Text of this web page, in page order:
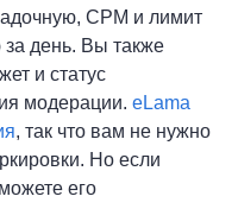
CPM и лимит
за день. Вы также
и статус
модерации.eLama
, так что вам не нужно
Но если
его